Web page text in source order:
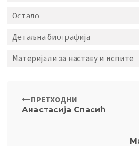
Остало
Детаљна биографија
Материјали за наставу и испите
ПРЕТХОДНИ
Анастасија Спасић